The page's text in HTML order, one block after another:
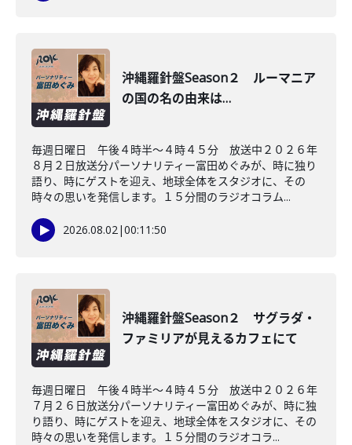
沖縄羅針盤Season２ ルーマニア
の国の名の由来は…
毎週日曜日 午後４時半～４時４５分 放送中２０２６年
８月２日放送分パーソナリティー富田めぐみが、時に独り
語り、時にゲストを迎え、地球全体をスタジオに、その
時々の思いを発信します。１５分間のラジオコラム...
2026.08.02|00:11:50
沖縄羅針盤Season２ サグラダ・
ファミリアが見えるカフェにて
毎週日曜日 午後４時半～４時４５分 放送中２０２６年
７月２６日放送分パーソナリティー富田めぐみが、時に独
り語り、時にゲストを迎え、地球全体をスタジオに、その
時々の思いを発信します。１５分間のラジオコラ...